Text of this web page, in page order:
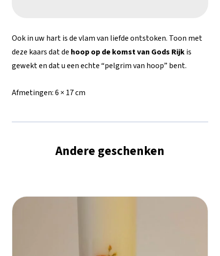
Ook in uw hart is de vlam van liefde ontstoken. Toon met
deze kaars dat de hoop op de komst van Gods Rijkis
gewekt en dat u een echte “pelgrim van hoop” bent.
Afmetingen:6 × 17 cm
Andere geschenken